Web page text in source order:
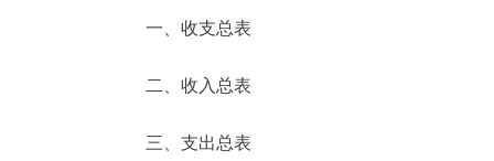
12345网上接诉即办
参与调查
走进北京
一、收支总表
二、收入总表
三、支出总表